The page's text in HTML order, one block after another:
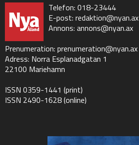
Telefon: 018-23444
E-post: redaktion@nyan.ax
Annons: annons@nyan.ax
Prenumeration: prenumeration@nyan.ax
Adress: Norra Esplanadgatan 1
22100 Mariehamn
ISSN 0359-1441 (print)
ISSN 2490-1628 (online)